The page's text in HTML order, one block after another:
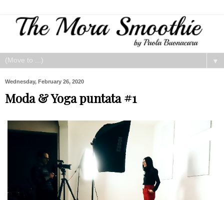
▼
Wednesday, February 26, 2020
Moda & Yoga puntata #1